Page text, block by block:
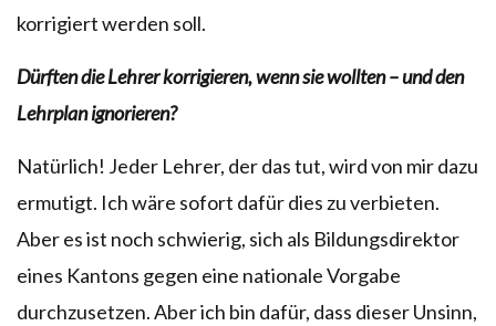
korrigiert werden soll.
Dürften die Lehrer korrigieren, wenn sie wollten – und den
Lehrplan ignorieren?
Natürlich! Jeder Lehrer, der das tut, wird von mir dazu
ermutigt. Ich wäre sofort dafür dies zu verbieten.
Aber es ist noch schwierig, sich als Bildungsdirektor
eines Kantons gegen eine nationale Vorgabe
durchzusetzen. Aber ich bin dafür, dass dieser Unsinn,